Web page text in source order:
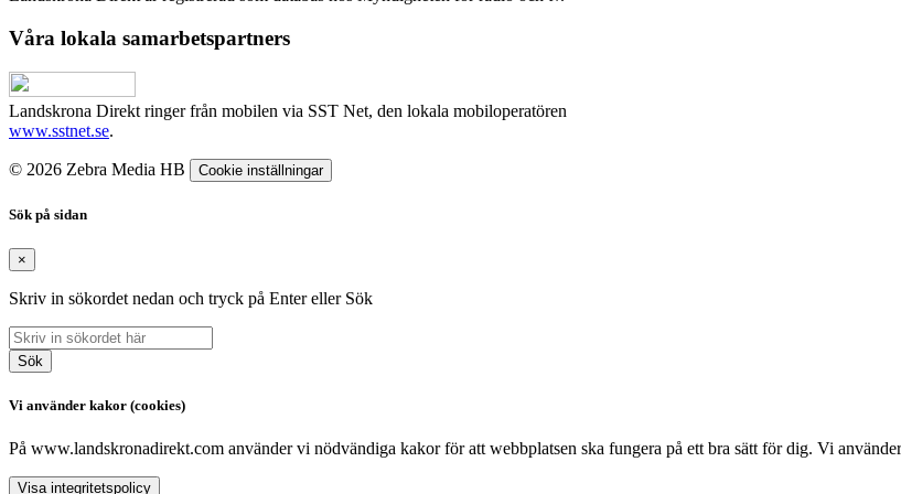
Våra lokala samarbetspartners
Landskrona Direkt ringer från mobilen via SST Net, den lokala mobiloperatören
www.sstnet.se.
© 2026 Zebra Media HB Cookie inställningar
Sök på sidan
×
Skriv in sökordet nedan och tryck på Enter eller Sök
Sök
Vi använder kakor (cookies)
På www.landskronadirekt.com använder vi nödvändiga kakor för att webbplatsen ska fungera på ett bra sätt för dig. Vi
Visa integritetspolicy